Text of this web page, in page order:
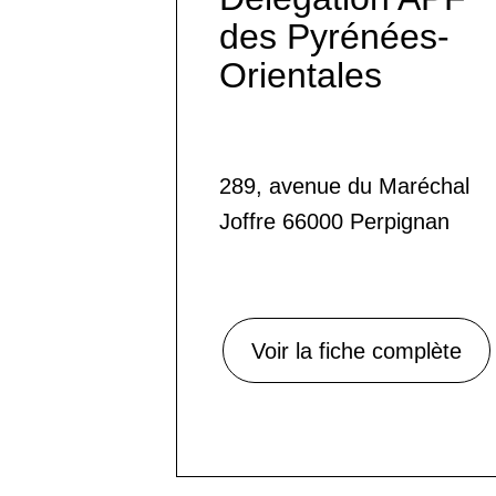
des Pyrénées-
Orientales
289, avenue du Maréchal
Joffre 66000 Perpignan
Voir la fiche complète